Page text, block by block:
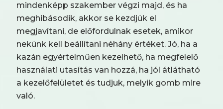
mindenképp szakember végzi majd, és ha
meghibásodik, akkor se kezdjük el
megjavítani, de előfordulnak esetek, amikor
nekünk kell beállítani néhány értéket. Jó, ha a
kazán egyértelműen kezelhető, ha megfelelő
használati utasítás van hozzá, ha jól átlátható
a kezelőfelületet és tudjuk, melyik gomb mire
való.